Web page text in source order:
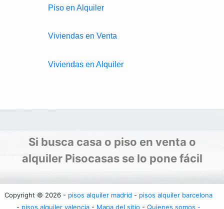
Piso en Alquiler
Viviendas en Venta
Viviendas en Alquiler
Si busca casa o piso en venta o
alquiler Pisocasas se lo pone fácil
Copyright © 2026 - pisos alquiler madrid - pisos alquiler barcelona
- pisos alquiler valencia - Mapa del sitio -Quienes somos -